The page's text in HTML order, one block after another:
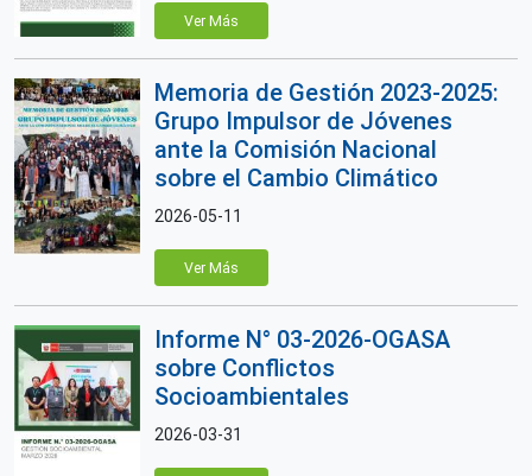
Ver Más
Memoria de Gestión 2023-2025:
Grupo Impulsor de Jóvenes
ante la Comisión Nacional
sobre el Cambio Climático
2026-05-11
Ver Más
Informe N° 03-2026-OGASA
sobre Conflictos
Socioambientales
2026-03-31